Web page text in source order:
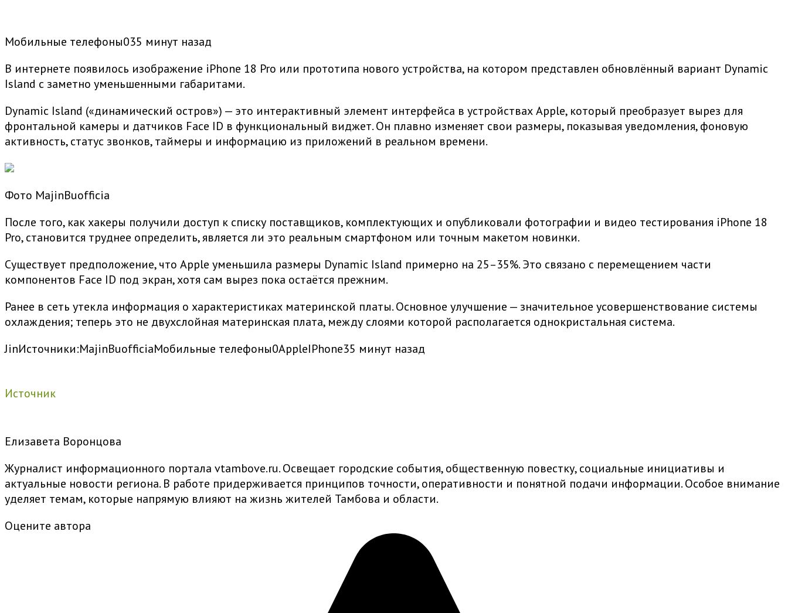
Мобильные телефоны035 минут назад
В интернете появилось изображение iPhone 18 Pro или прототипа нового устройства, на котором представлен обновлённый вариант Dynamic
Island с заметно уменьшенными габаритами.
Dynamic Island («динамический остров») — это интерактивный элемент интерфейса в устройствах Apple, который преобразует вырез для
фронтальной камеры и датчиков Face ID в функциональный виджет. Он плавно изменяет свои размеры, показывая уведомления, фоновую
активность, статус звонков, таймеры и информацию из приложений в реальном времени.
Фото MajinBuofficia
После того, как хакеры получили доступ к списку поставщиков, комплектующих и опубликовали фотографии и видео тестирования iPhone 18
Pro, становится труднее определить, является ли это реальным смартфоном или точным макетом новинки.
Существует предположение, что Apple уменьшила размеры Dynamic Island примерно на 25–35%. Это связано с перемещением части
компонентов Face ID под экран, хотя сам вырез пока остаётся прежним.
Ранее в сеть утекла информация о характеристиках материнской платы. Основное улучшение — значительное усовершенствование системы
охлаждения; теперь это не двухслойная материнская плата, между слоями которой располагается однокристальная система.
JinИсточники:MajinBuofficiaМобильные телефоны0AppleIPhone35 минут назад
Источник
Елизавета Воронцова
Журналист информационного портала vtambove.ru. Освещает городские события, общественную повестку, социальные инициативы и
актуальные новости региона. В работе придерживается принципов точности, оперативности и понятной подачи информации. Особое внимание
уделяет темам, которые напрямую влияют на жизнь жителей Тамбова и области.
Оцените автора